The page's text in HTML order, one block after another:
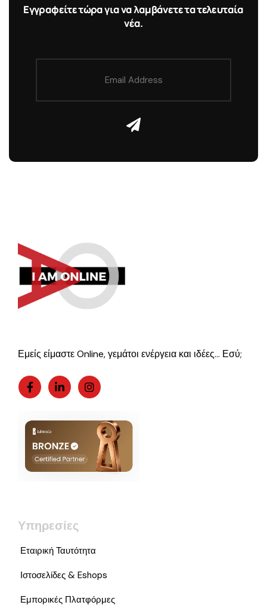
Εγγραφείτε τώρα για να λαμβάνετε τα τελευταία
νέα.
Εμείς είμαστε Online, γεμάτοι ενέργεια και ιδέες… Εσύ;
Υπηρεσίες
Εταιρική Ταυτότητα
Ιστοσελίδες & Eshops
Εμπορικές Πλατφόρμες